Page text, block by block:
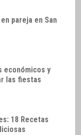
pareja en San
económicos y
las fiestas
18 Recetas